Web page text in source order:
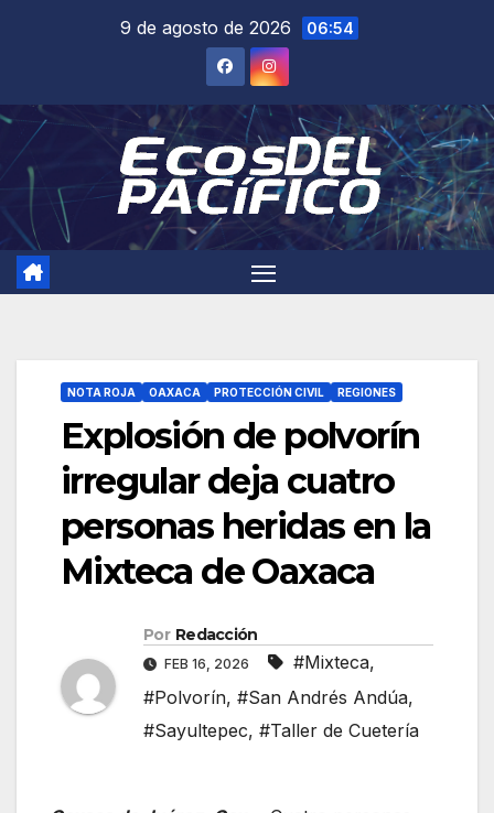
9 de agosto de 2026 06:54
NOTA ROJA OAXACA PROTECCIÓN CIVIL REGIONES
Explosión de polvorín
irregular deja cuatro
personas heridas en la
Mixteca de Oaxaca
Por Redacción
FEB 16, 2026 #Mixteca,
#Polvorín, #San Andrés Andúa,
#Sayultepec, #Taller de Cuetería